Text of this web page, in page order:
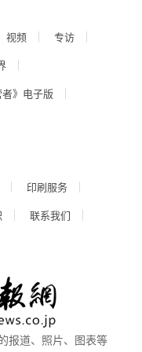
视频
专访
者》电子版
印刷服务
联系我们
报道、照片、图表等